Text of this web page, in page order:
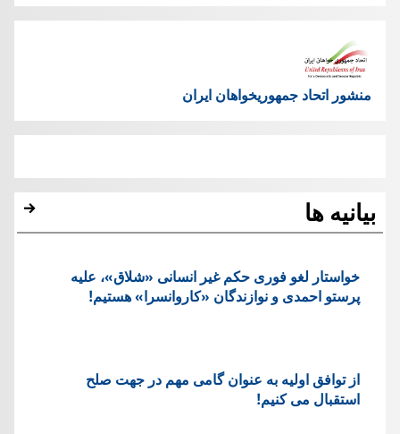
منشور اتحاد جمهوریخواهان ایران
بیانیه ها
خواستار لغو فوری حکم غیر انسانی «شلاق»، علیه
پرستو احمدی و نوازندگان «کاروانسرا» هستیم!
از توافق اولیه به عنوان گامی مهم در جهت صلح
استقبال می کنیم!